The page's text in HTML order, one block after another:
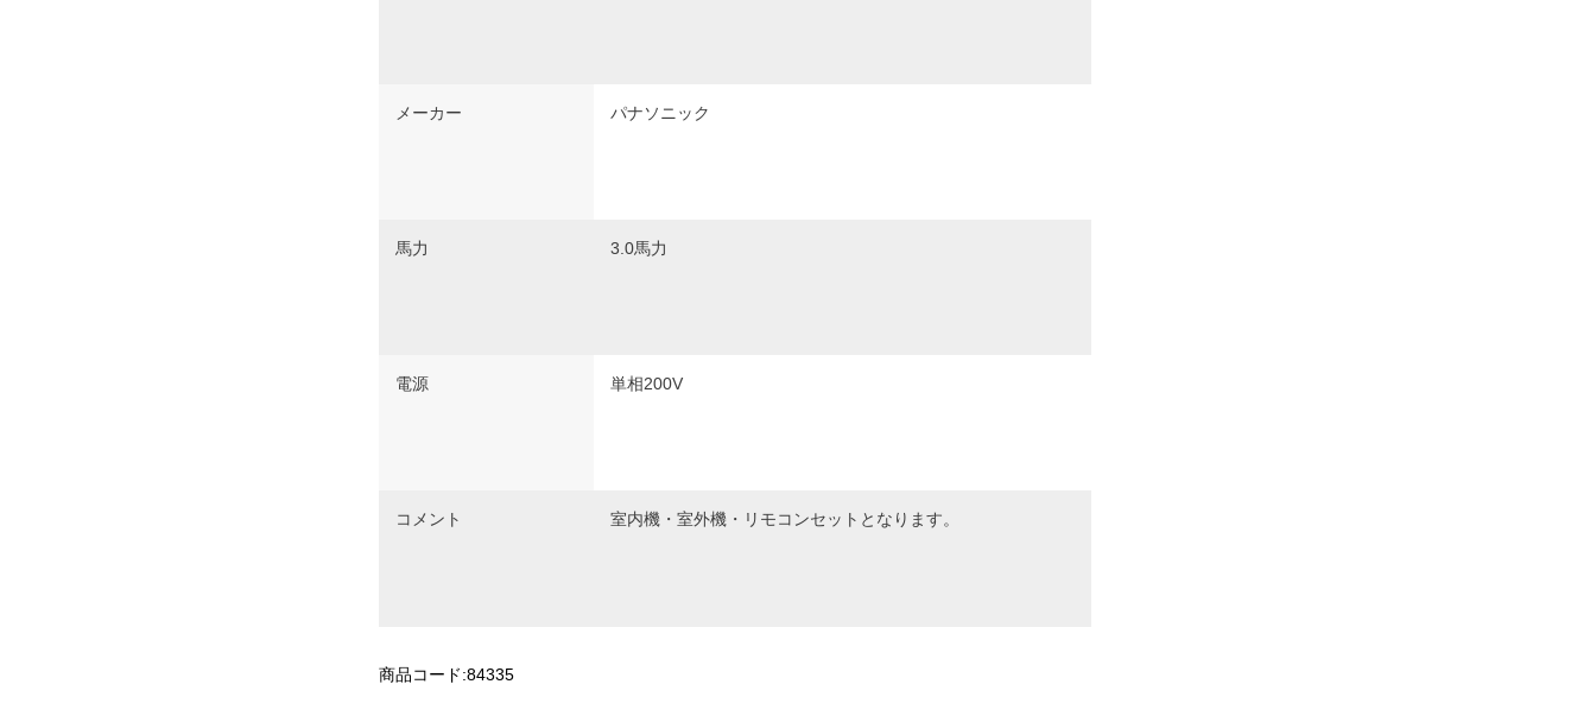
メーカー パナソニック
馬力 3.0馬力
電源 単相200V
コメント 室内機・室外機・リモコンセットとなります。
商品コード:84335